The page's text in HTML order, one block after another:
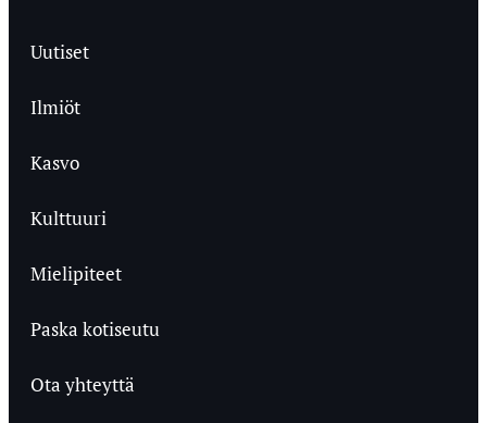
Uutiset
Ilmiöt
Kasvo
Kulttuuri
Mielipiteet
Paska kotiseutu
Ota yhteyttä